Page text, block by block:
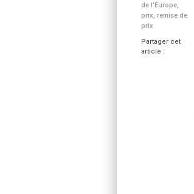
de l'Europe,
prix, remise de
prix
Partager cet
article :